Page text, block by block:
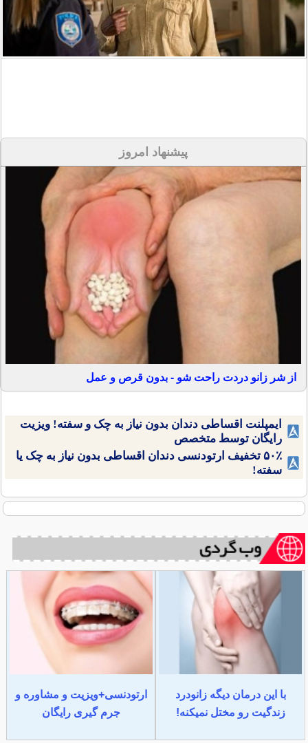
پیشنهاد امروز
از شر زانو دردت راحت شو - بدون قرص و عمل
ایمپلنت اقساطی دندان بدون نیاز به چک و سفته! ویزیت
رایگان توسط متخصص
۵۰٪ تخفیف ارتودنسی دندان اقساطی بدون نیاز به چک یا
سفته!
با این درمان دیگه زانودرد
زندگیت رو مختل نمیکنه!
ارتودنسی+ویزیت و مشاوره و
جرم گیری رایگان